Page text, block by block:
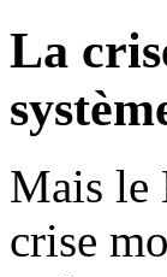
La
Mais le
crise